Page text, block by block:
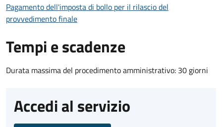
Pagamento dell'imposta di bollo per il rilascio del
provvedimento finale
Tempi e scadenze
Durata massima del procedimento amministrativo: 30 giorni
Accedi al servizio